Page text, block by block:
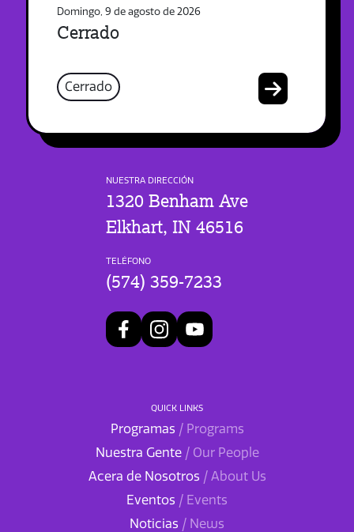
Domingo, 9 de agosto de 2026
Cerrado
Cerrado
NUESTRA DIRECCIÓN
1320 Benham Ave
Elkhart, IN 46516
TELÉFONO
(574) 359-7233
QUICK LINKS
Programas / Programs
Nuestra Gente / Our People
Acera de Nosotros / About Us
Eventos / Events
Noticias / News